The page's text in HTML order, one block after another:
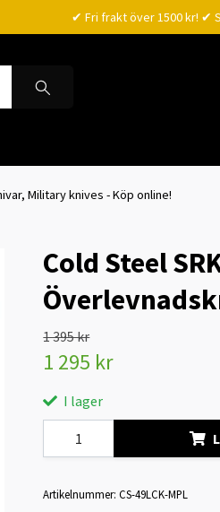
✔ Fri frakt över 1500 kr! ✔
Military knives - Köp online!
Cold Steel
1 395 kr
1 295 kr
I lager
Artikelnummer: CS-49LCK-MPL